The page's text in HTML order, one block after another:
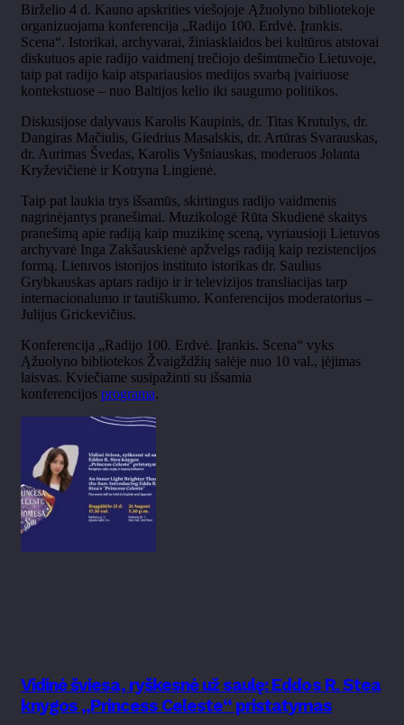
Birželio 4 d. Kauno apskrities viešojoje Ąžuolyno bibliotekoje
organizuojama konferencija „Radijo 100. Erdvė. Įrankis.
Scena“. Istorikai, archyvarai, žiniasklaidos bei kultūros atstovai
diskutuos apie radijo vaidmenį trečiojo dešimtmečio Lietuvoje,
taip pat radijo kaip atspariausios medijos svarbą įvairiuose
kontekstuose – nuo Baltijos kelio iki saugumo politikos.
Diskusijose dalyvaus Karolis Kaupinis, dr. Titas Krutulys, dr.
Dangiras Mačiulis, Giedrius Masalskis, dr. Artūras Svarauskas,
dr. Aurimas Švedas, Karolis Vyšniauskas, moderuos Jolanta
Kryževičienė ir Kotryna Lingienė.
Taip pat laukia trys išsamūs, skirtingus radijo vaidmenis
nagrinėjantys pranešimai. Muzikologė Rūta Skudienė skaitys
pranešimą apie radiją kaip muzikinę sceną, vyriausioji Lietuvos
archyvarė Inga Zakšauskienė apžvelgs radiją kaip rezistencijos
formą. Lietuvos istorijos instituto istorikas dr. Saulius
Grybkauskas aptars radijo ir ir televizijos transliacijas tarp
internacionalumo ir tautiškumo. Konferencijos moderatorius –
Julijus Grickevičius.
Konferencija „Radijo 100. Erdvė. Įrankis. Scena“ vyks
Ąžuolyno bibliotekos Žvaigždžių salėje nuo 10 val., įėjimas
laisvas. Kviečiame susipažinti su išsamia
konferencijos programa.
Vidinė šviesa, ryškesnė už saulę: Eddos R. Stea
knygos „Princess Celeste“ pristatymas